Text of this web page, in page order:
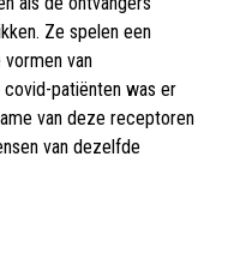
Ze spelen een
vormen van
patiënten was er
van deze receptoren
van dezelfde